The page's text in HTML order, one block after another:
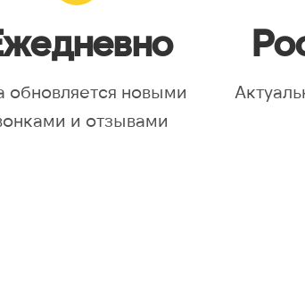
обновляется новыми
и отзывами